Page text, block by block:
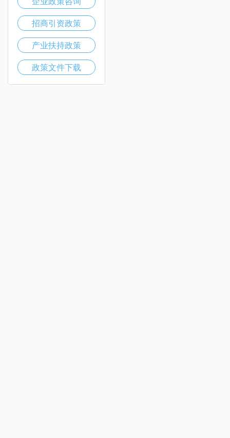
招商引资政策
产业扶持政策
政策文件下载